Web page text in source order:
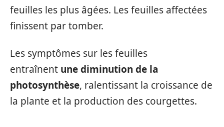
feuilles les plus âgées. Les feuilles affectées
finissent par tomber.
Les symptômes sur les feuilles
entraînent une diminution de la
photosynthèse, ralentissant la croissance de
la plante et la production des courgettes.